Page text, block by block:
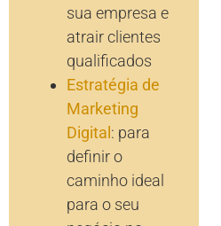
sua empresa e
atrair clientes
qualificados
Estratégia de
Marketing
Digital : para
definir o
caminho ideal
para o seu